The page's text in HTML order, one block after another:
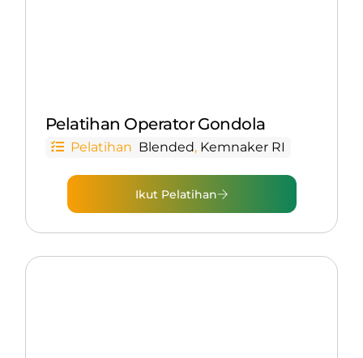
Pelatihan Operator Gondola
Pelatihan Blended, Kemnaker RI
Ikut Pelatihan